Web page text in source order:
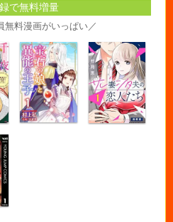
で無料増量
無料漫画がいっぱい／